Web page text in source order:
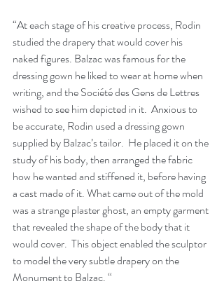
“At each stage of his creative process, Rodin
studied the drapery that would cover his
naked figures. Balzac was famous for the
dressing gown he liked to wear at home when
writing, and the Société des Gens de Lettres
wished to see him depicted in it.  Anxious to
be accurate, Rodin used a dressing gown
supplied by Balzac’s tailor.  He placed it on the
study of his body, then arranged the fabric
how he wanted and stiffened it, before having
a cast made of it. What came out of the mold
was a strange plaster ghost, an empty garment
that revealed the shape of the body that it
would cover.  This object enabled the sculptor
to model the very subtle drapery on the
Monument to Balzac. “